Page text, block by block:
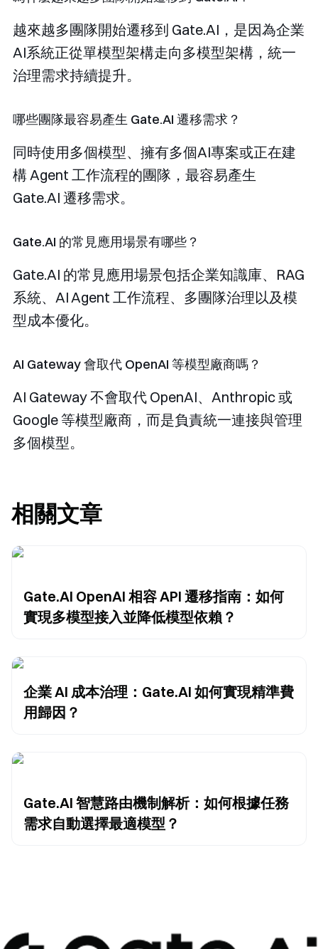
越來越多團隊開始遷移到 Gate.AI，是因為企業
AI系統正從單模型架構走向多模型架構，統一
治理需求持續提升。
哪些團隊最容易產生 Gate.AI 遷移需求？
同時使用多個模型、擁有多個AI專案或正在建
構 Agent 工作流程的團隊，最容易產生
Gate.AI 遷移需求。
Gate.AI 的常見應用場景有哪些？
Gate.AI 的常見應用場景包括企業知識庫、RAG
系統、AI Agent 工作流程、多團隊治理以及模
型成本優化。
AI Gateway 會取代 OpenAI 等模型廠商嗎？
AI Gateway 不會取代 OpenAI、Anthropic 或
Google 等模型廠商，而是負責統一連接與管理
多個模型。
相關文章
Gate.AI OpenAI 相容 API 遷移指南：如何
實現多模型接入並降低模型依賴？
企業 AI 成本治理：Gate.AI 如何實現精準費
用歸因？
Gate.AI 智慧路由機制解析：如何根據任務
需求自動選擇最適模型？